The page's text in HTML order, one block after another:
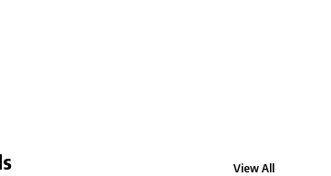
View All